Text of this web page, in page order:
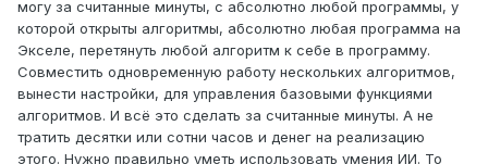
могу за считанные минуты, с абсолютно любой программы, у
которой открыты алгоритмы, абсолютно любая программа на
Экселе, перетянуть любой алгоритм к себе в программу.
Совместить одновременную работу нескольких алгоритмов,
вынести настройки, для управления базовыми функциями
алгоритмов. И всё это сделать за считанные минуты. А не
тратить десятки или сотни часов и денег на реализацию
этого. Нужно правильно уметь использовать умения ИИ. То